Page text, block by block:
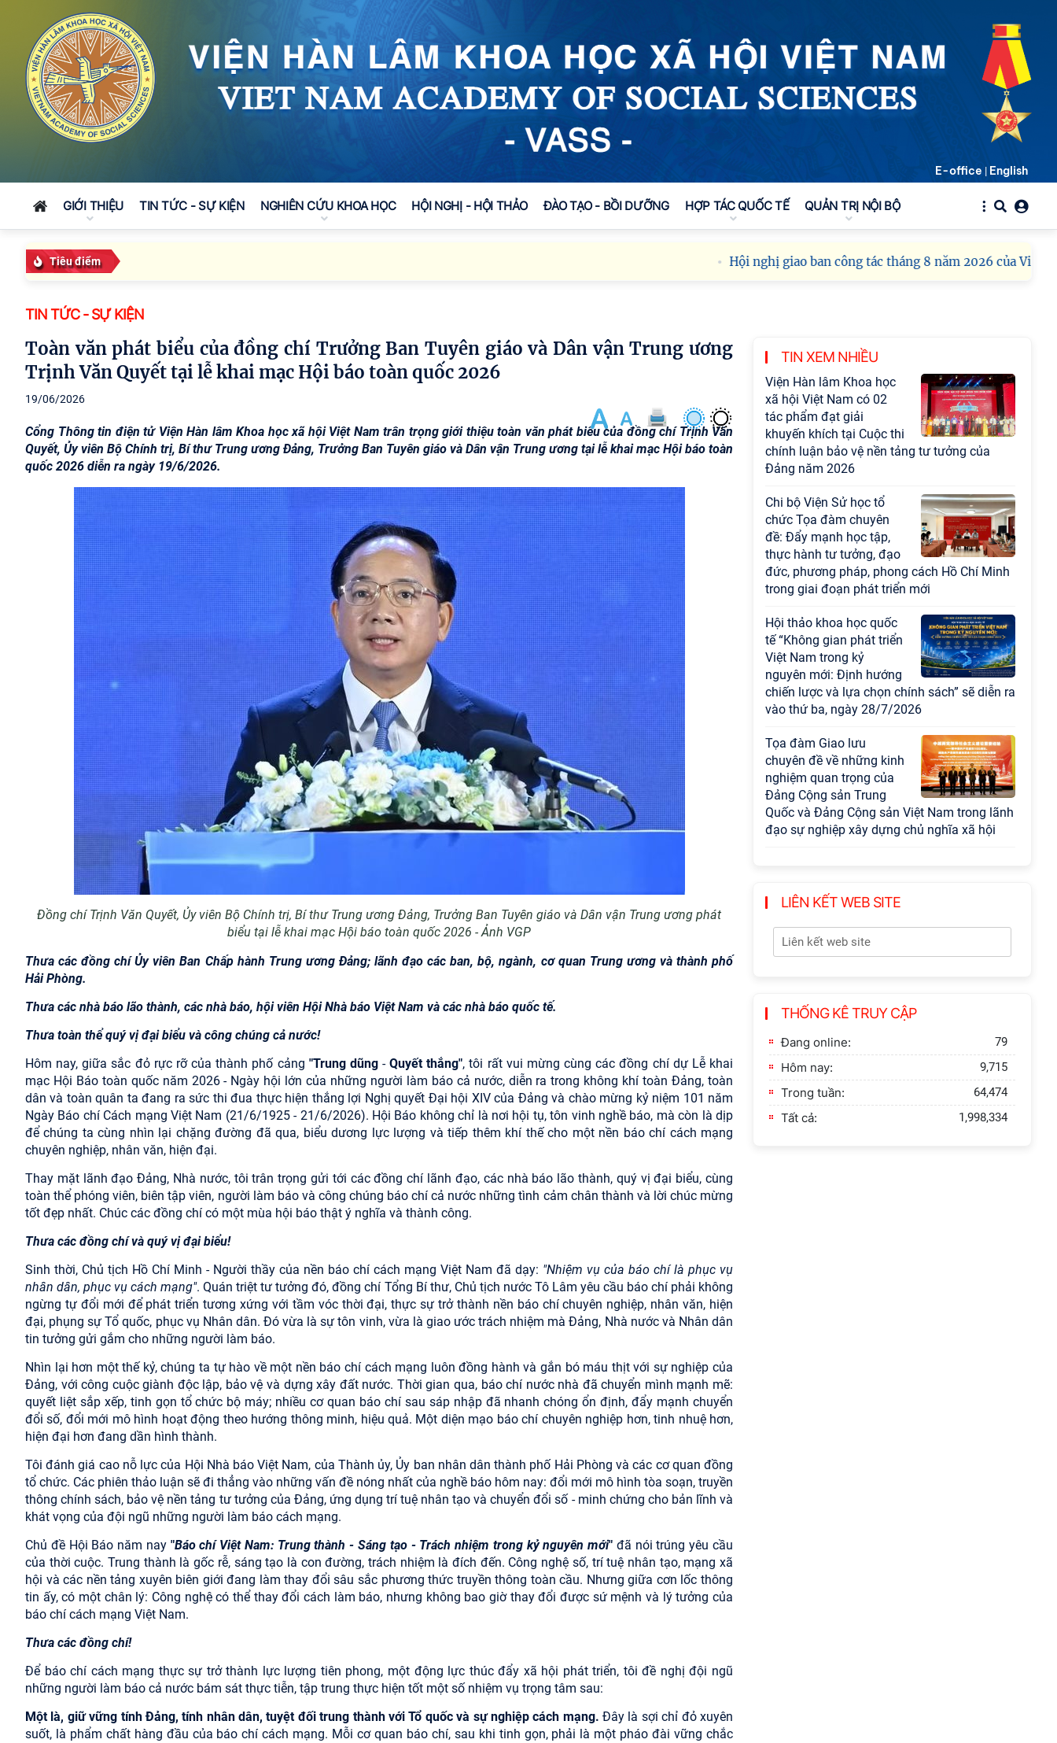
E-office | English
GIỚI THIỆU TIN TỨC - SỰ KIỆN NGHIÊN CỨU KHOA HỌC HỘI NGHỊ - HỘI THẢO ĐÀO TẠO - BỒI DƯỠNG HỢP TÁC QUỐC TẾ QUẢN TRỊ NỘI BỘ
Tiêu điểm Hội nghị giao ban công tác tháng 8 năm 2026 của Viện
TIN TỨC - SỰ KIỆN
Toàn văn phát biểu của đồng chí Trưởng Ban Tuyên giáo và Dân vận Trung ương
Trịnh Văn Quyết tại lễ khai mạc Hội báo toàn quốc 2026
19/06/2026
Cổng Thông tin điện tử Viện Hàn lâm Khoa học xã hội Việt Nam trân trọng giới thiệu toàn văn phát biểu của đồng chí Trịnh Văn
Quyết, Ủy viên Bộ Chính trị, Bí thư Trung ương Đảng, Trưởng Ban Tuyên giáo và Dân vận Trung ương tại lễ khai mạc Hội báo toàn
quốc 2026 diễn ra ngày 19/6/2026.
Đồng chí Trịnh Văn Quyết, Ủy viên Bộ Chính trị, Bí thư Trung ương Đảng, Trưởng Ban Tuyên giáo và Dân vận Trung ương phát
biểu tại lễ khai mạc Hội báo toàn quốc 2026 - Ảnh VGP
Thưa các đồng chí Ủy viên Ban Chấp hành Trung ương Đảng; lãnh đạo các ban, bộ, ngành, cơ quan Trung ương và thành phố
Hải Phòng.
Thưa các nhà báo lão thành, các nhà báo, hội viên Hội Nhà báo Việt Nam và các nhà báo quốc tế.
Thưa toàn thể quý vị đại biểu và công chúng cả nước!
Hôm nay, giữa sắc đỏ rực rỡ của thành phố cảng "Trung dũng-Quyết thắng", tôi rất vui mừng cùng các đồng chí dự Lễ khai
mạc Hội Báo toàn quốc năm 2026 - Ngày hội lớn của những người làm báo cả nước, diễn ra trong không khí toàn Đảng, toàn
dân và toàn quân ta đang ra sức thi đua thực hiện thắng lợi Nghị quyết Đại hội XIV của Đảng và chào mừng kỷ niệm 101 năm
Ngày Báo chí Cách mạng Việt Nam (21/6/1925 - 21/6/2026). Hội Báo không chỉ là nơi hội tụ, tôn vinh nghề báo, mà còn là dịp
để chúng ta cùng nhìn lại chặng đường đã qua, biểu dương lực lượng và tiếp thêm khí thế cho một nền báo chí cách mạng
chuyên nghiệp, nhân văn, hiện đại.
Thay mặt lãnh đạo Đảng, Nhà nước, tôi trân trọng gửi tới các đồng chí lãnh đạo, các nhà báo lão thành, quý vị đại biểu, cùng
toàn thể phóng viên, biên tập viên, người làm báo và công chúng báo chí cả nước những tình cảm chân thành và lời chúc mừng
tốt đẹp nhất. Chúc các đồng chí có một mùa hội báo thật ý nghĩa và thành công.
Thưa các đồng chí và quý vị đại biểu!
Sinh thời, Chủ tịch Hồ Chí Minh - Người thầy của nền báo chí cách mạng Việt Nam đã dạy: "Nhiệm vụ của báo chí là phục vụ
nhân dân, phục vụ cách mạng". Quán triệt tư tưởng đó, đồng chí Tổng Bí thư, Chủ tịch nước Tô Lâm yêu cầu báo chí phải không
ngừng tự đổi mới để phát triển tương xứng với tầm vóc thời đại, thực sự trở thành nền báo chí chuyên nghiệp, nhân văn, hiện
đại, phụng sự Tổ quốc, phục vụ Nhân dân. Đó vừa là sự tôn vinh, vừa là giao ước trách nhiệm mà Đảng, Nhà nước và Nhân dân
tin tưởng gửi gắm cho những người làm báo.
Nhìn lại hơn một thế kỷ, chúng ta tự hào về một nền báo chí cách mạng luôn đồng hành và gắn bó máu thịt với sự nghiệp của
Đảng, với công cuộc giành độc lập, bảo vệ và dựng xây đất nước. Thời gian qua, báo chí nước nhà đã chuyển mình mạnh mẽ:
quyết liệt sắp xếp, tinh gọn tổ chức bộ máy; nhiều cơ quan báo chí sau sáp nhập đã nhanh chóng ổn định, đẩy mạnh chuyển
đổi số, đổi mới mô hình hoạt động theo hướng thông minh, hiệu quả. Một diện mạo báo chí chuyên nghiệp hơn, tinh nhuệ hơn,
hiện đại hơn đang dần hình thành.
Tôi đánh giá cao nỗ lực của Hội Nhà báo Việt Nam, của Thành ủy, Ủy ban nhân dân thành phố Hải Phòng và các cơ quan đồng
tổ chức. Các phiên thảo luận sẽ đi thẳng vào những vấn đề nóng nhất của nghề báo hôm nay: đổi mới mô hình tòa soạn, truyền
thông chính sách, bảo vệ nền tảng tư tưởng của Đảng, ứng dụng trí tuệ nhân tạo và chuyển đổi số - minh chứng cho bản lĩnh và
khát vọng của đội ngũ những người làm báo cách mạng.
Chủ đề Hội Báo năm nay "Báo chí Việt Nam: Trung thành - Sáng tạo - Trách nhiệm trong kỷ nguyên mới" đã nói trúng yêu cầu
của thời cuộc. Trung thành là gốc rễ, sáng tạo là con đường, trách nhiệm là đích đến. Công nghệ số, trí tuệ nhân tạo, mạng xã
hội và các nền tảng xuyên biên giới đang làm thay đổi sâu sắc phương thức truyền thông toàn cầu. Nhưng giữa cơn lốc thông
tin ấy, có một chân lý: Công nghệ có thể thay đổi cách làm báo, nhưng không bao giờ thay đổi được sứ mệnh và lý tưởng của
báo chí cách mạng Việt Nam.
Thưa các đồng chí!
Để báo chí cách mạng thực sự trở thành lực lượng tiên phong, một động lực thúc đẩy xã hội phát triển, tôi đề nghị đội ngũ
những người làm báo cả nước bám sát thực tiễn, tập trung thực hiện tốt một số nhiệm vụ trọng tâm sau:
Một là, giữ vững tính Đảng, tính nhân dân, tuyệt đối trung thành với Tổ quốc và sự nghiệp cách mạng. Đây là sợi chỉ đỏ xuyên
suốt, là phẩm chất hàng đầu của báo chí cách mạng. Mỗi cơ quan báo chí, sau khi tinh gọn, phải là một pháo đài vững chắc
TIN XEM NHIỀU
Viện Hàn lâm Khoa học
xã hội Việt Nam có 02
tác phẩm đạt giải
khuyến khích tại Cuộc thi
chính luận bảo vệ nền tảng tư tưởng của
Đảng năm 2026
Chi bộ Viện Sử học tổ
chức Tọa đàm chuyên
đề: Đẩy mạnh học tập,
thực hành tư tưởng, đạo
đức, phương pháp, phong cách Hồ Chí Minh
trong giai đoạn phát triển mới
Hội thảo khoa học quốc
tế “Không gian phát triển
Việt Nam trong kỷ
nguyên mới: Định hướng
chiến lược và lựa chọn chính sách” sẽ diễn ra
vào thứ ba, ngày 28/7/2026
Tọa đàm Giao lưu
chuyên đề về những kinh
nghiệm quan trọng của
Đảng Cộng sản Trung
Quốc và Đảng Cộng sản Việt Nam trong lãnh
đạo sự nghiệp xây dựng chủ nghĩa xã hội
Việt Nam làm việc với
Ban Chủ nhiệm các
Chương trình khoa học và công nghệ trọng
điểm cấp Bộ
năm 2026: Thách thức,
phát triển"
Hội nghị Ban Chỉ đạo về
dữ liệu Viện Hàn lâm
Khoa học xã hội Việt
LIÊN KẾT WEB SITE
THỐNG KÊ TRUY CẬP
Đang online: 79
Hôm nay: 9,715
Trong tuần: 64,474
Tất cả: 1,998,334